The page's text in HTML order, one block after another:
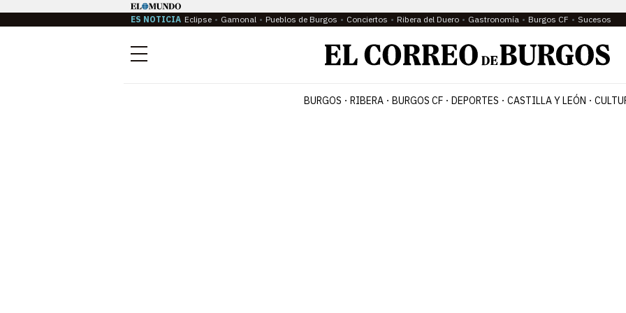
ES NOTICIA Eclipse Gamonal Pueblos de Burgos Conciertos Ribera del Duero Gastronomía Burgos CF Sucesos
Menú
BURGOS RIBERA BURGOS CF DEPORTES CASTILLA Y LEÓN